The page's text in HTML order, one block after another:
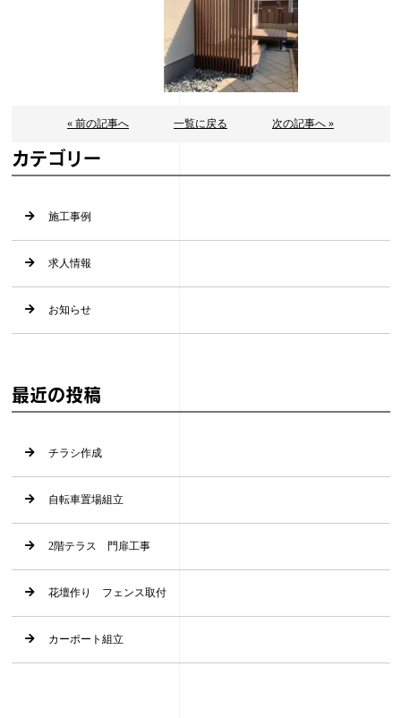
« 前の記事へ 一覧に戻る 次の記事へ »
カテゴリー
施工事例
求人情報
お知らせ
最近の投稿
チラシ作成
自転車置場組立
2階テラス 門扉工事
花壇作り フェンス取付
カーポート組立